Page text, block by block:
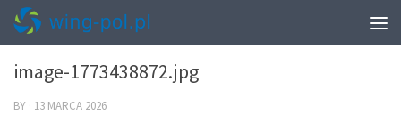
0
image-1773438872.jpg
BY · 13 MARCA 2026